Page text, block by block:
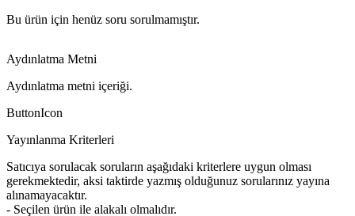
Bu ürün için henüz soru sorulmamıştır.
Aydınlatma Metni
Aydınlatma metni içeriği.
ButtonIcon
Yayınlanma Kriterleri
Satıcıya sorulacak soruların aşağıdaki kriterlere uygun olması
gerekmektedir, aksi taktirde yazmış olduğunuz sorularınız yayına
alınamayacaktır.
- Seçilen ürün ile alakalı olmalıdır.